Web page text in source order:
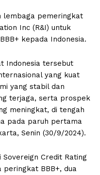
lembaga pemeringkat
Inc (R&I) untuk
kepada Indonesia.
Indonesia tersebut
yang kuat
yang stabil dan
terjaga, serta prospek
meningkat, di tengah
pada paruh pertama
Senin (30/9/2024).
Sovereign Credit Rating
peringkat BBB+, dua